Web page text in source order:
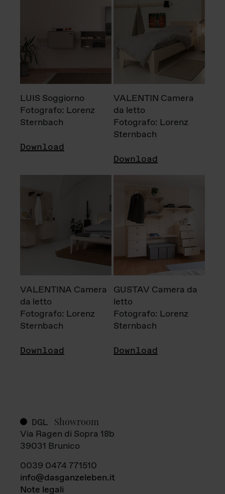
LUIS Soggiorno
Fotografo: Lorenz
Sternbach
Download
VALENTIN Camera
da letto
Fotografo: Lorenz
Sternbach
Download
VALENTINA Camera
da letto
Fotografo: Lorenz
Sternbach
Download
GUSTAV Camera da
letto
Fotografo: Lorenz
Sternbach
Download
DGL Showroom
Via Ragen di Sopra 18b
39031 Brunico
0039 0474 771510
info@dasganzeleben.it
Note legali